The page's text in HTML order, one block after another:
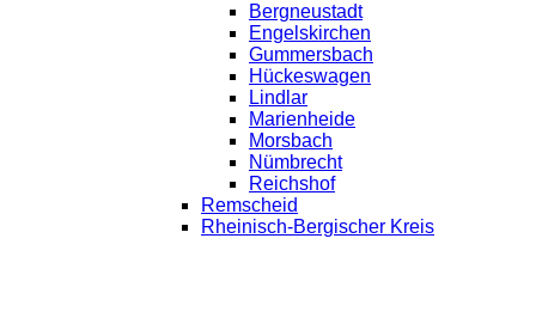
Bergneustadt
Engelskirchen
Gummersbach
Hückeswagen
Lindlar
Marienheide
Morsbach
Nümbrecht
Reichshof
Remscheid
Rheinisch-Bergischer Kreis